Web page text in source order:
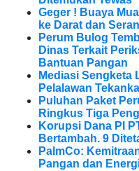
Geger ! Buaya
ke Darat dan
Perum Bulog
Dinas Terkait
Bantuan Pangan
Mediasi Sengketa
Pelalawan
Puluhan Paket
Ringkus Tiga
Korupsi Dana PI
Bertambah. 9
PalmCo:
Pangan dan